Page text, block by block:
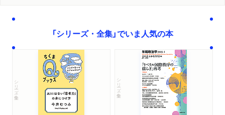
「シリーズ・全集」でいま人気の本
シリーズ・全集 シリーズ・全集